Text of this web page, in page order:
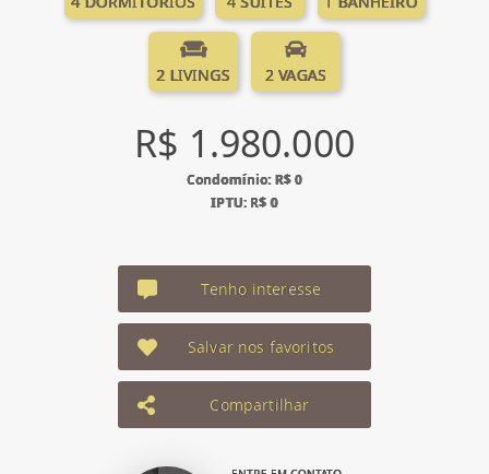
2 LIVINGS 2 VAGAS
R$ 1.980.000
Condomínio: R$ 0
IPTU: R$ 0
Tenho interesse
Salvar nos favoritos
Compartilhar